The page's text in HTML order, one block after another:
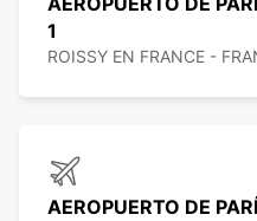
1
ROISSY EN FRANCE -
AEROPUERTO DE